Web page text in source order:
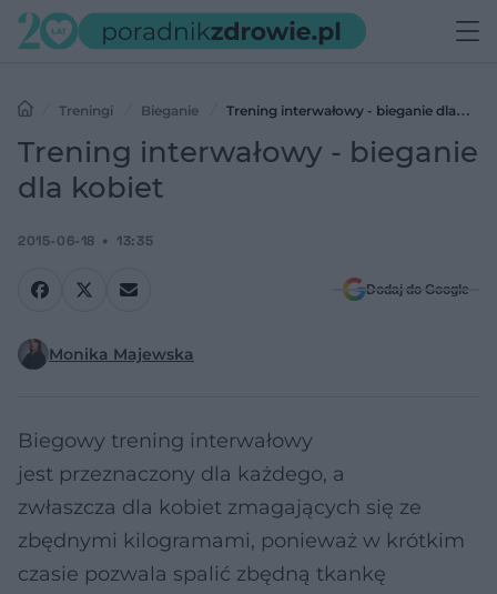
Treningi Bieganie
Trening interwałowy - bieganie dla
kobiet
Trening interwałowy - bieganie
dla kobiet
2015-06-18 13:35
Dodaj do Google
Monika Majewska
Biegowy trening interwałowy
jest przeznaczony dla każdego, a
zwłaszcza dla kobiet zmagających się ze
zbędnymi kilogramami, ponieważ w krótkim
czasie pozwala spalić zbędną tkankę